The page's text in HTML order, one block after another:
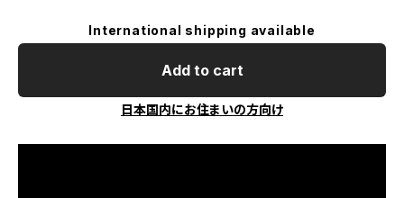
International shipping available
Add to cart
日本国内にお住まいの方向け